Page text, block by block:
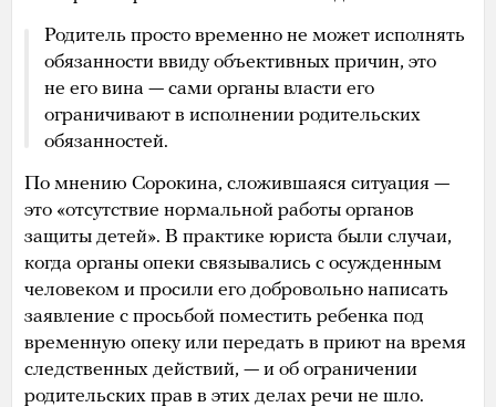
Родитель просто временно не может исполнять
обязанности ввиду объективных причин, это
не его вина — сами органы власти его
ограничивают в исполнении родительских
обязанностей.
По мнению Сорокина, сложившаяся ситуация —
это «отсутствие нормальной работы органов
защиты детей». В практике юриста были случаи,
когда органы опеки связывались с осужденным
человеком и просили его добровольно написать
заявление с просьбой поместить ребенка под
временную опеку или передать в приют на время
следственных действий, — и об ограничении
родительских прав в этих делах речи не шло.